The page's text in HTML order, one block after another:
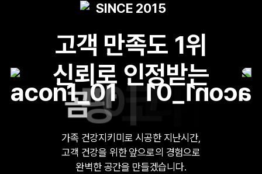
SINCE 2015
고객 만족도 1위
신뢰 로 인정받는
곰팡이 코리아
가족 건강지 키 미로 시공한 지 난시 간,
고객 건강을 위 한 앞으로의 경험으로
완벽한 공간을 만들겠습니 다.